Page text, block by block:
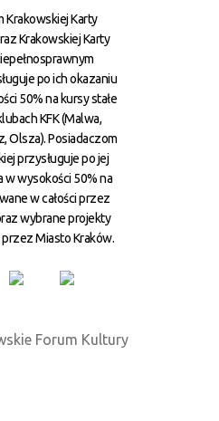
Krakowskiej Karty
Krakowskiej Karty
po ich okazaniu
50% na kursy stałe
KFK (Malwa,
Olsza). Posiadaczom
przysługuje po jej
w wysokości 50% na
w całości przez
wybrane projekty
Miasto Kraków.
Forum Kultury